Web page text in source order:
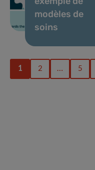
modèles de
soins
1 2 … 5